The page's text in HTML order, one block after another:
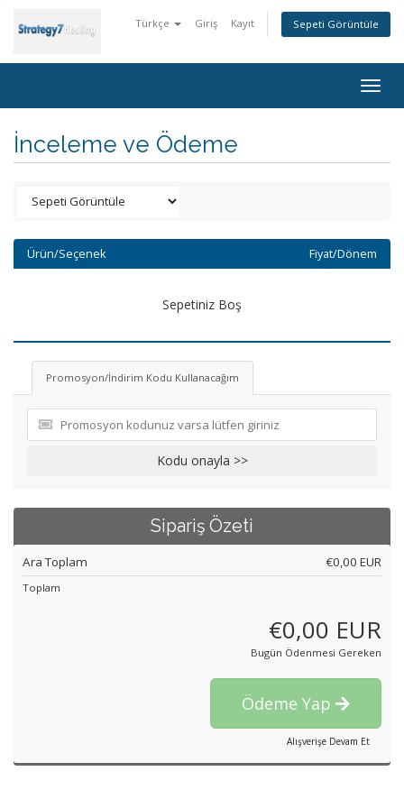
Türkçe Giriş Kayıt Sepeti Görüntüle
İnceleme ve Ödeme
Ürün/Seçenek Fiyat/Dönem
Sepetiniz Boş
Promosyon/İndirim Kodu Kullanacağım
Kodu onayla >>
Sipariş Özeti
Ara Toplam €0,00 EUR
Toplam
€0,00 EUR
Bugün Ödenmesi Gereken
Ödeme Yap
Alışverişe Devam Et